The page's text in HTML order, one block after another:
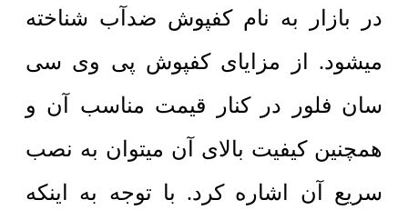
در بازار به نام کفپوش ضدآب شناخته
میشود. از مزایای کفپوش پی وی سی
سان فلور در کنار قیمت مناسب آن و
همچنین کیفیت بالای آن میتوان به نصب
سریع آن اشاره کرد. با توجه به اینکه